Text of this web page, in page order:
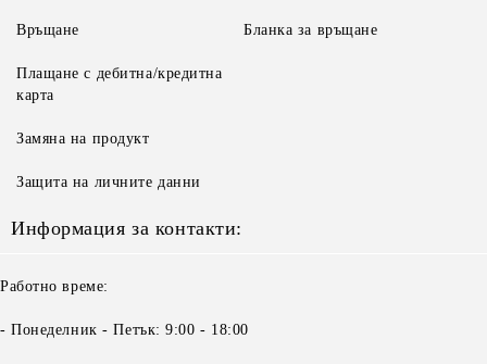
Връщане
Плащане с дебитна/кредитна
карта
Замяна на продукт
Защита на личните данни
Бланка за връщане
Информация за контакти:
Работно време:
- Понеделник - Петък: 9:00 - 18:00